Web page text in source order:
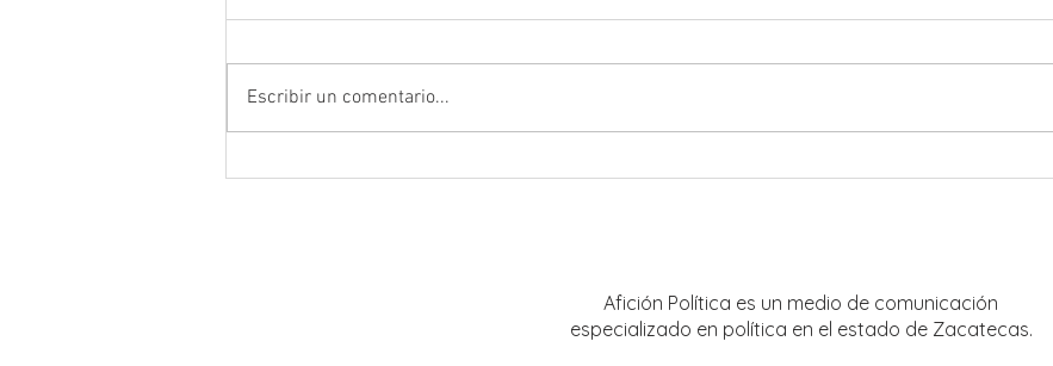
Escribir un comentario...
Afición Política es un medio de comunicación
especializado en política en el estado de Zacatecas.